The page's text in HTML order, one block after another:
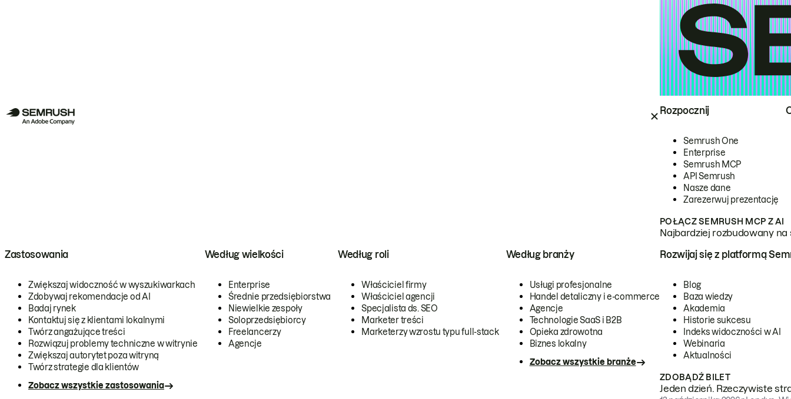
Rozpocznij
Semrush One
Enterprise
Semrush MCP
API Semrush
Nasze dane
Zarezerwuj prezentację
POŁĄCZ SEMRUSH MCP Z AI
Najbardziej rozbudowany
Zastosowania
Zwiększaj widoczność w wyszukiwarkach
Zdobywaj rekomendacje od AI
Badaj rynek
Kontaktuj się z klientami lokalnymi
Twórz angażujące treści
Rozwiązuj problemy techniczne w witrynie
Zwiększaj autorytet poza witryną
Twórz strategie dla klientów
Zobacz wszystkie zastosowania
Według wielkości
Enterprise
Średnie przedsiębiorstwa
Niewielkie zespoły
Soloprzedsiębiorcy
Freelancerzy
Agencje
Według roli
Właściciel firmy
Właściciel agencji
Specjalista ds. SEO
Marketer treści
Marketerzy wzrostu typu full-stack
Według branży
Usługi profesjonalne
Handel detaliczny i e-commerce
Agencje
Technologie SaaS i B2B
Opieka zdrowotna
Biznes lokalny
Zobacz wszystkie branże
Rozwijaj się z platformą
Blog
Baza wiedzy
Akademia
Historie sukcesu
Indeks widoczności w AI
Webinaria
Aktualności
ZDOBĄDŹ BILET
Jeden dzień. Rzeczywiste